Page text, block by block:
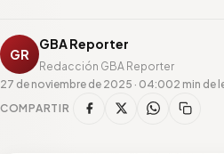
GR
GBA Reporter
Redacción GBA Reporter
27 de noviembre de 2025 · 04:002 min de
COMPARTIR